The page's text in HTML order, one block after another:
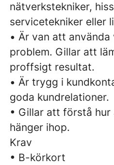
nätverkstekniker,
servicetekniker eller
• Är van att
problem. Gillar att
proffsigt resultat.
• Är trygg i
goda kundrelationer.
• Gillar att förstå
hänger ihop.
Krav
• B-körkort